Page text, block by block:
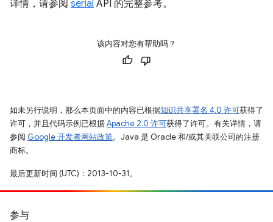
详情，请参阅 serial API 的完整参考。
该内容对您有帮助吗？
如未另行说明，那么本页面中的内容已根据知识共享署名 4.0 许可获得了
许可，并且代码示例已根据Apache 2.0 许可获得了许可。有关详情，请
参阅 Google 开发者网站政策。Java 是 Oracle 和/或其关联公司的注册
商标。
最后更新时间 (UTC)：2013-10-31。
参与